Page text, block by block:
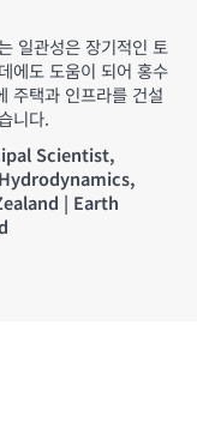
일관성은 장기적인 토
에도 도움이 되어 홍수
주택과 인프라를 건설
니다.
Scientist,
| Earth